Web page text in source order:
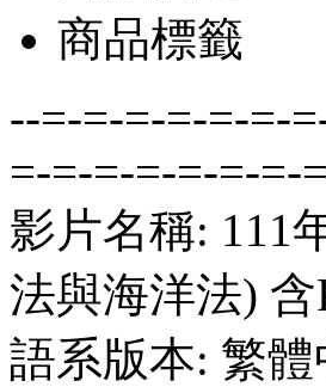
商品標籤
--=-=-=-=-=-=-
=-=-=-=-=-=-=-
影片名稱: 111
法與海洋法) 含
語系版本: 繁